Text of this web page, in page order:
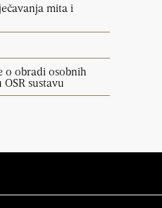
mita i
o obradi osobnih
sustavu